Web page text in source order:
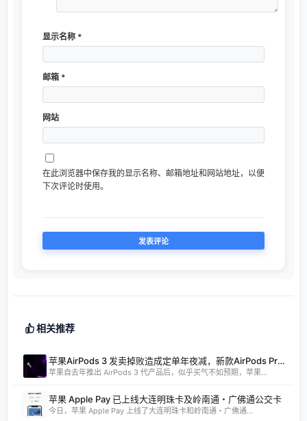
显示名称 *
邮箱 *
网站
在此浏览器中保存我的显示名称、邮箱地址和网站地址，以便
下次评论时使用。
相关推荐
苹果AirPods 3 发卖掉败造成定单年夜减，新款AirPods Pro 将调剂
苹果自去年推出 AirPods 3 代产品后，似乎买气不如预期，苹果...
苹果 Apple Pay 已上线大连明珠卡及岭南通・广佛通公交卡
今日，苹果 Apple Pay 上线了大连明珠卡和岭南通・广佛通...